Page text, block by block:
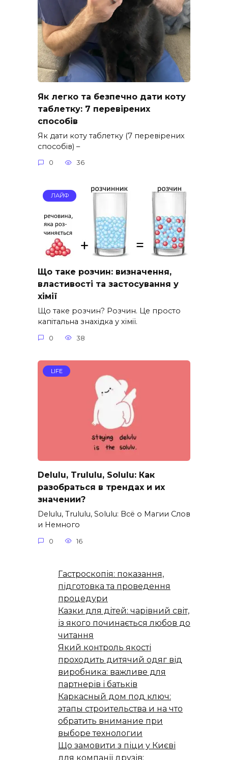
Як легко та безпечно дати коту
таблетку: 7 перевірених
способів
Як дати коту таблетку (7 перевірених
способів) –
0 36
ЛАЙФ
Що таке розчин: визначення,
властивості та застосування у
хімії
Що таке розчин? Розчин. Це просто
капітальна знахідка у хімії.
0 38
LIFE
Delulu, Trululu, Solulu: Как
разобраться в трендах и их
значении?
Delulu, Trululu, Solulu: Всё о Магии Слов
и Немного
0 16
Гастроскопія: показання,
підготовка та проведення
процедури
Казки для дітей: чарівний світ,
із якого починається любов до
читання
Який контроль якості
проходить дитячий одяг від
виробника: важливе для
партнерів і батьків
Каркасный дом под ключ:
этапы строительства и на что
обратить внимание при
выборе технологии
Що замовити з піци у Києві
для компанії друзів: